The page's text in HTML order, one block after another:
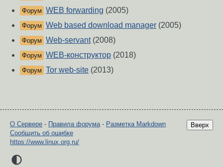
Форум WEB forwarding (2005)
Форум Web based download manager (2005)
Форум Web-servant(2008)
Форум WEB-конструктор (2018)
Форум Tor web-site (2013)
Вверх
О Сервере - Правила форума - Разметка Markdown
Сообщить об ошибке
https://www.linux.org.ru/